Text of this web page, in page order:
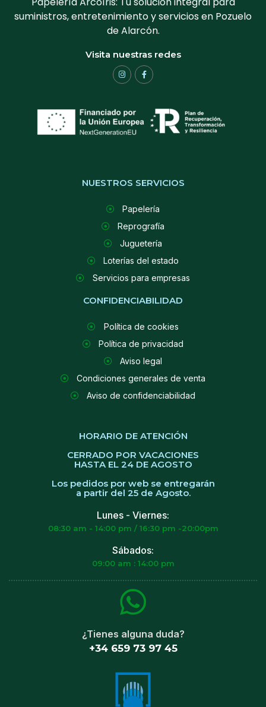
suministros, entretenimiento y servicios en Pozuelo
de Alarcón.
Visita nuestras redes
NUESTROS SERVICIOS
Papelería
Reprografía
Juguetería
Loterías del estado
Servicios para empresas
CONFIDENCIABILIDAD
Política de cookies
Política de privacidad
Aviso legal
Condiciones generales de venta
Aviso de confidenciabilidad
HORARIO DE ATENCIÓN
CERRADO POR VACACIONES
HASTA EL 24 DE AGOSTO
Los pedidos por web se entregarán
a partir del 25 de Agosto.
Lunes - Viernes:
08:30 am - 14:00 pm / 16:30 pm -20:00pm
Sábados:
09:00 am : 14:00 pm
¿Tienes alguna duda?
+34 659 73 97 45